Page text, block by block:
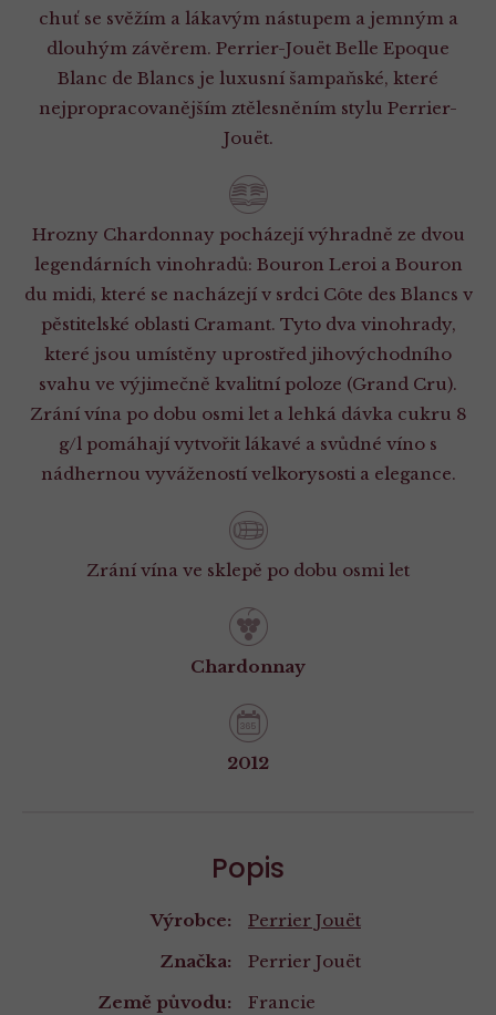
chuť se svěžím a lákavým nástupem a jem­ným a
dlouhým závěrem. Perrier-Jouët Belle Epoque
Blanc de Blancs je luxusní šampaňské, které
nejpropracovanějším ztělesněním stylu Perrier-
Jouët.
Hrozny Chardonnay pocházejí výhradně ze dvou
legendárních vinohradů: Bouron Leroi a Bouron
du midi, které se nacházejí v srdci Côte des Blancs v
pěstitelské oblasti Cramant. Tyto dva vinohrady,
které jsou umístěny uprostřed jihovýchodního
svahu ve výjimečně kvalitní poloze (Grand Cru).
Zrání vína po dobu osmi let a lehká dávka cukru 8
g/l pomáhají vytvořit lákavé a svůdné víno s
nádhernou vyvážeností velkorysosti a elegance.
Zrání vína ve sklepě po dobu osmi let
Chardonnay
2012
Popis
Výrobce:
Perrier Jouët
Značka:
Perrier Jouët
Země původu:
Francie